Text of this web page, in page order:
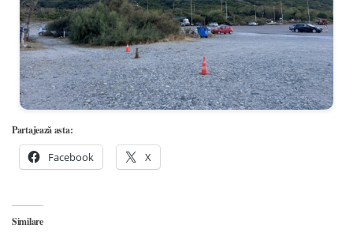
Partajează asta:
Facebook X
Similare